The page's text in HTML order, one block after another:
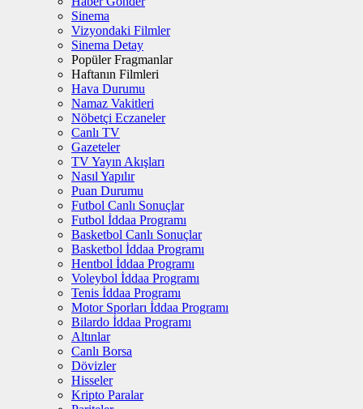
Sinema
Vizyondaki Filmler
Sinema Detay
Popüler Fragmanlar
Haftanın Filmleri
Hava Durumu
Namaz Vakitleri
Nöbetçi Eczaneler
Canlı TV
Gazeteler
TV Yayın Akışları
Nasıl Yapılır
Puan Durumu
Futbol Canlı Sonuçlar
Futbol İddaa Programı
Basketbol Canlı Sonuçlar
Basketbol İddaa Programı
Hentbol İddaa Programı
Voleybol İddaa Programı
Tenis İddaa Programı
Motor Sporları İddaa Programı
Bilardo İddaa Programı
Altınlar
Canlı Borsa
Dövizler
Hisseler
Kripto Paralar